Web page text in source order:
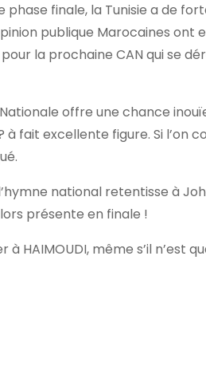
finale, la Tunisie a de
publique Marocaines ont
la prochaine CAN qui se
offre une chance
à fait excellente figure. Si
national retentisse à
présente en finale !
HAIMOUDI, même s’il n’est